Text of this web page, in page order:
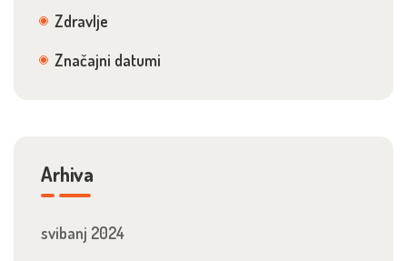
Zdravlje
Značajni datumi
Arhiva
svibanj 2024